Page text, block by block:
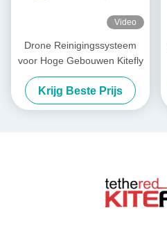
Video
Drone Reinigingssysteem
voor Hoge Gebouwen Kitefly
Krijg Beste Prijs